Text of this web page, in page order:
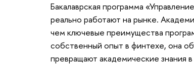
Бакалаврская программа
реально работают на рынке.
чем ключевые преимущества
собственный опыт в финтехе, она
превращают академические знания